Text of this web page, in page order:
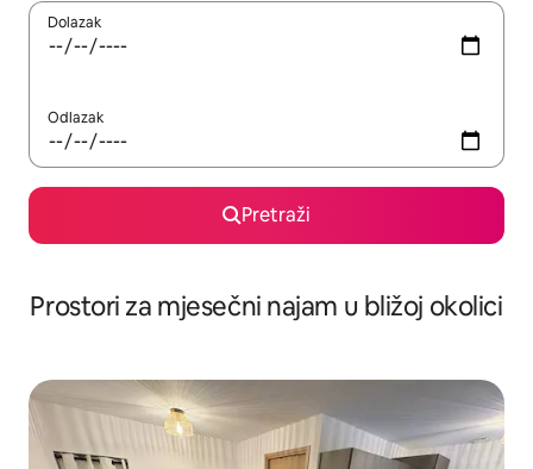
Dolazak
Odlazak
Pretraži
Prostori za mjesečni najam u bližoj okolici